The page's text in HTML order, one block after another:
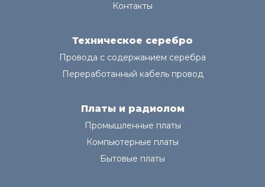
Контакты
Техническое серебро
Провода с содержанием серебра
Переработанный кабель провод
Платы и радиолом
Промышленные платы
Компьютерные платы
Бытовые платы